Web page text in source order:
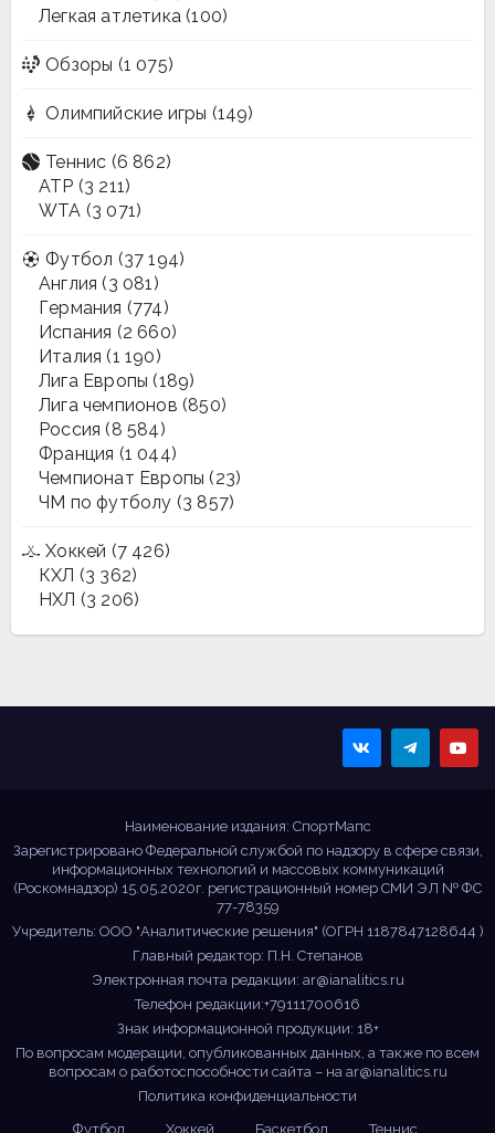
Легкая атлетика (100)
Обзоры (1 075)
Олимпийские игры (149)
Теннис (6 862)
ATP (3 211)
WTA (3 071)
Футбол (37 194)
Англия (3 081)
Германия (774)
Испания (2 660)
Италия (1 190)
Лига Европы (189)
Лига чемпионов (850)
Россия (8 584)
Франция (1 044)
Чемпионат Европы (23)
ЧМ по футболу (3 857)
Хоккей (7 426)
КХЛ (3 362)
НХЛ (3 206)
Наименование издания: СпортМапс
Зарегистрировано Федеральной службой по надзору в сфере связи,
информационных технологий и массовых коммуникаций
(Роскомнадзор) 15.05.2020г. регистрационный номер СМИ ЭЛ № ФС
77-78359
Учредитель: ООО "Аналитические решения" (ОГРН 1187847128644 )
Главный редактор: П.Н. Степанов
Электронная почта редакции: ar@ianalitics.ru
Телефон редакции:+79111700616
Знак информационной продукции: 18+
По вопросам модерации, опубликованных данных, а также по всем
вопросам о работоспособности сайта – на ar@ianalitics.ru
Политика конфиденциальности
Футбол
Хоккей Баскетбол Теннис